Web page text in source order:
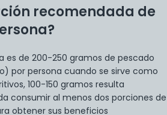
recomendada de
es de 200-250 gramos de pescado
por persona cuando se sirve como
100-150 gramos resulta
consumir al menos dos porciones de
obtener sus beneficios